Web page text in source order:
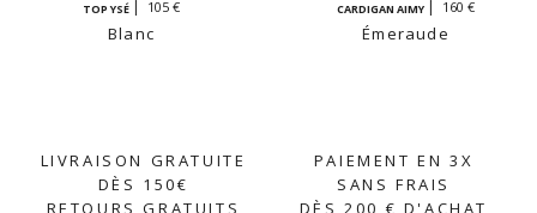
TOP YSÉ 105 €
Blanc
CARDIGAN AIMY 160 €
Émeraude
LIVRAISON GRATUITE
DÈS 150€
RETOURS GRATUITS
PAIEMENT EN 3X
SANS FRAIS
DÈS 200 € D'ACHAT